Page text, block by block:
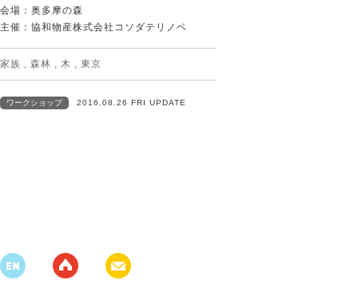
会場：奥多摩の森
主催：協和物産株式会社コソダテリノベ
家族 , 森林 , 木 , 東京
ワークショップ 2016.08.26 FRI UPDATE